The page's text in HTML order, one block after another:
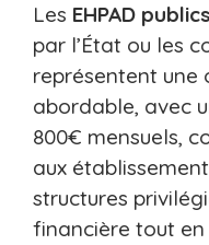
Les EHPAD publics
par l’État ou les
représentent une
abordable, avec
800€ mensuels,
aux
structures
financière tout